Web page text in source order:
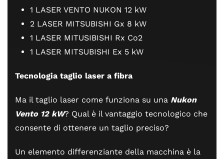
1 LASER VENTO NUKON 12 kW
2 LASER MITSUBISHI Gx 8 kW
1 LASER MITUSIBISHI Rx Co2
1 LASER MITSUBISHI Ex 5 kW
Tecnologia taglio laser a fibra
Ma il taglio laser come funziona su una Nukon
Vento 12 kW? Qual è il vantaggio tecnologico che
consente di ottenere un taglio preciso?
Un elemento differenziante della macchina è la